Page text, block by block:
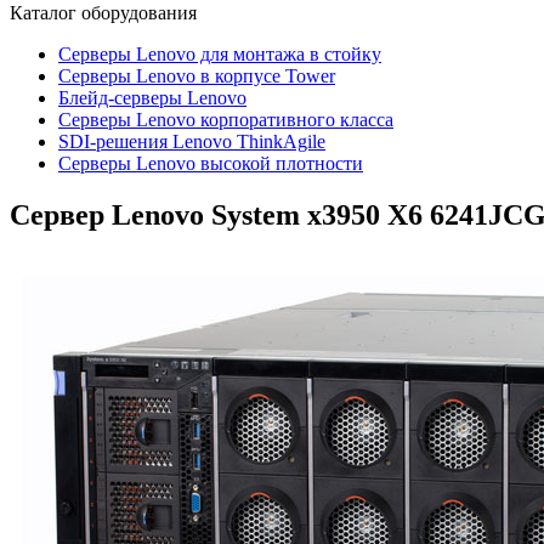
Каталог оборудования
Серверы Lenovo для монтажа в стойку
Серверы Lenovo в корпусе Tower
Блейд-серверы Lenovo
Cерверы Lenovo корпоративного класса
SDI-решения Lenovo ThinkAgile
Серверы Lenovo высокой плотности
Сервер Lenovo System x3950 X6